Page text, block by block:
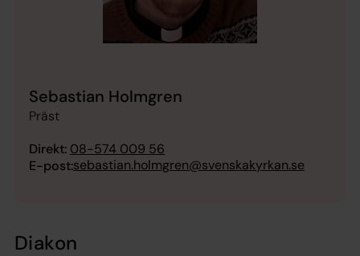
Sebastian Holmgren
Präst
Direkt: 08-574 009 56
E-post:sebastian.holmgren@svenskakyrkan.se
Diakon